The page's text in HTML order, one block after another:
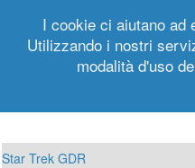
Registrati
Star Trek GDR
I cookie ci aiutano ad
Utilizzando i nostri
modalità d'uso